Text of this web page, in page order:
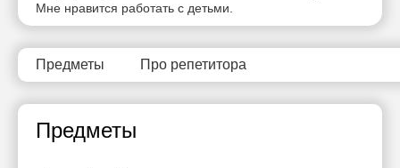
Мне нравится работать с детьми.
Предметы Про репетитора
Предметы